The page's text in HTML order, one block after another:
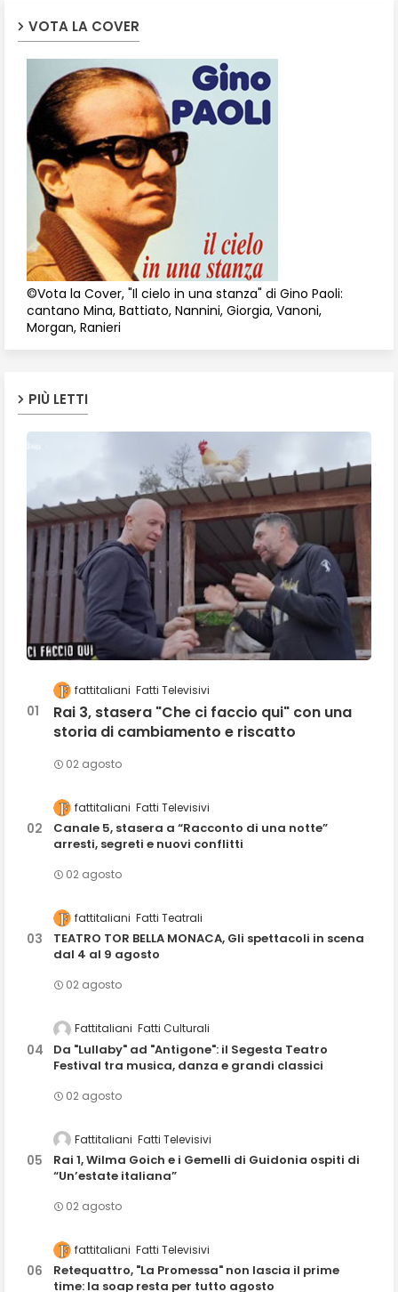
VOTA LA COVER
©Vota la Cover, "Il cielo in una stanza" di Gino Paoli:
cantano Mina, Battiato, Nannini, Giorgia, Vanoni,
Morgan, Ranieri
PIÙ LETTI
fattitaliani Fatti Televisivi
Rai 3, stasera "Che ci faccio qui" con una
storia di cambiamento e riscatto
02 agosto
fattitaliani Fatti Televisivi
Canale 5, stasera a “Racconto di una notte”
arresti, segreti e nuovi conflitti
02 agosto
fattitaliani Fatti Teatrali
TEATRO TOR BELLA MONACA, Gli spettacoli in scena
dal 4 al 9 agosto
02 agosto
Fattitaliani Fatti Culturali
Da "Lullaby" ad "Antigone": il Segesta Teatro
Festival tra musica, danza e grandi classici
02 agosto
Fattitaliani Fatti Televisivi
Rai 1, Wilma Goich e i Gemelli di Guidonia ospiti di
“Un’estate italiana”
02 agosto
fattitaliani Fatti Televisivi
Retequattro, "La Promessa" non lascia il prime
time: la soap resta per tutto agosto